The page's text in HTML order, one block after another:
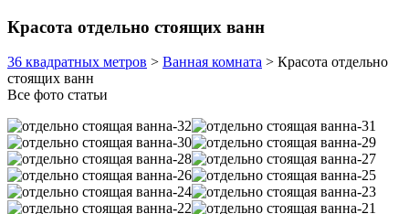
Красота отдельно стоящих ванн
36 квадратных метров > Ванная комната > Красота отдельно
стоящих ванн
Все фото статьи